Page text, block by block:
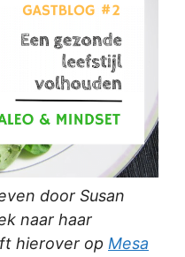
door Susan
naar haar
hierover op Mesa